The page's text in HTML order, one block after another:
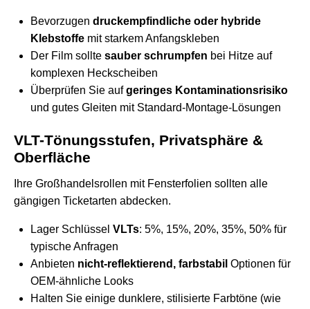
Bevorzugen druckempfindliche oder hybride
Klebstoffe mit starkem Anfangskleben
Der Film sollte sauber schrumpfen bei Hitze auf
komplexen Heckscheiben
Überprüfen Sie aufgeringes Kontaminationsrisiko
und gutes Gleiten mit Standard-Montage-Lösungen
VLT-Tönungsstufen, Privatsphäre &
Oberfläche
Ihre Großhandelsrollen mit Fensterfolien sollten alle
gängigen Ticketarten abdecken.
Lager Schlüssel VLTs: 5%, 15%, 20%, 35%, 50% für
typische Anfragen
Anbieten nicht-reflektierend, farbstabil Optionen für
OEM-ähnliche Looks
Halten Sie einige dunklere, stilisierte Farbtöne (wie